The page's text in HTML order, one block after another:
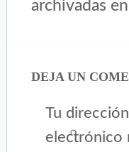
archivadas
DEJA UN
Tu
electrónico